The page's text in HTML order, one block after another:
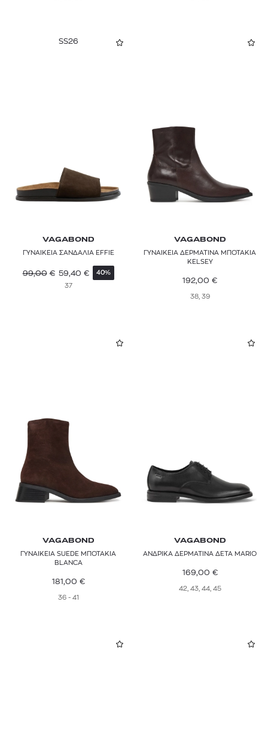
SS26
VAGABOND
ΓΥΝΑΙΚΕΙΑ ΣΑΝΔΑΛΙΑ EFFIE
99,00 € 59,40 € 40%
37
VAGABOND
ΓΥΝΑΙΚΕΙΑ ΔΕΡΜΑΤΙΝΑ ΜΠΟΤΑΚΙΑ
KELSEY
192,00 €
38, 39
VAGABOND
ΓΥΝΑΙΚΕΙΑ SUEDE ΜΠΟΤΑΚΙΑ
BLANCA
181,00 €
36 - 41
VAGABOND
ΑΝΔΡΙΚΑ ΔΕΡΜΑΤΙΝΑ ΔΕΤΑ MARIO
169,00 €
42, 43, 44, 45